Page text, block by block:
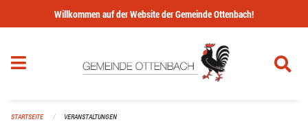
Navigation überspringen
Willkommen auf der Website der Gemeinde Ottenbach!
STARTSEITE VERANSTALTUNGEN